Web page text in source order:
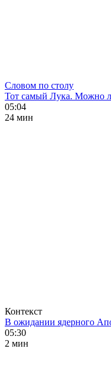
Словом по столу
Тот самый Лука. Можно
05:04
24 мин
Контекст
В ожидании ядерного
05:30
2 мин